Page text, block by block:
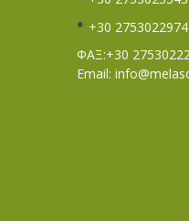
+30 2753022974
ΦΑΞ:+30
Email: